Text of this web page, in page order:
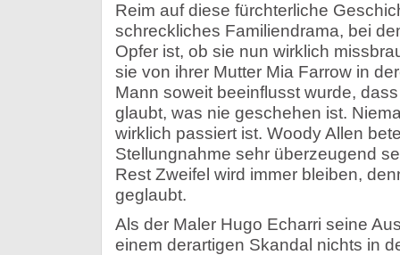
Reim auf diese fürchterliche
schreckliches Familiendrama, bei
Opfer ist, ob sie nun wirklich
sie von ihrer Mutter Mia Farrow in
Mann soweit beeinflusst wurde,
glaubt, was nie geschehen ist.
wirklich passiert ist. Woody Allen
Stellungnahme sehr überzeugend
Rest Zweifel wird immer bleiben,
geglaubt.
Als der Maler Hugo Echarri seine
einem derartigen Skandal nichts in